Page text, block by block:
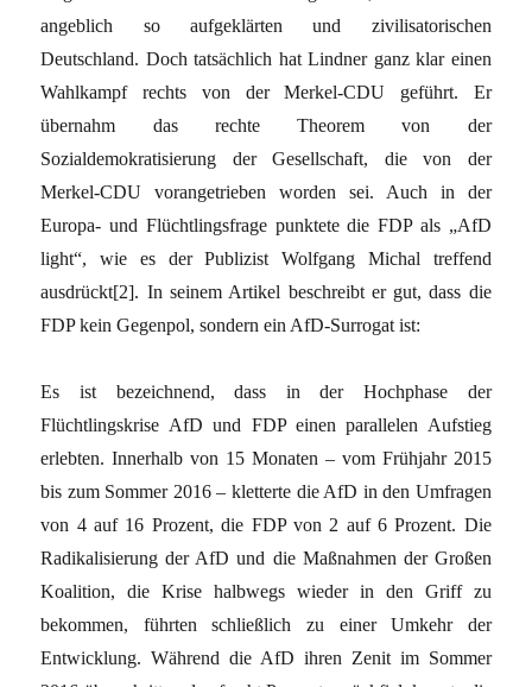
angeblich so aufgeklärten und zivilisatorischen
Deutschland. Doch tatsächlich hat Lindner ganz klar einen
Wahlkampf rechts von der Merkel-CDU geführt. Er
übernahm das rechte Theorem von der
Sozialdemokratisierung der Gesellschaft, die von der
Merkel-CDU vorangetrieben worden sei. Auch in der
Europa- und Flüchtlingsfrage punktete die FDP als „AfD
light“, wie es der Publizist Wolfgang Michal treffend
ausdrückt[2]. In seinem Artikel beschreibt er gut, dass die
FDP kein Gegenpol, sondern ein AfD-Surrogat ist:
Es ist bezeichnend, dass in der Hochphase der
Flüchtlingskrise AfD und FDP einen parallelen Aufstieg
erlebten. Innerhalb von 15 Monaten – vom Frühjahr 2015
bis zum Sommer 2016 – kletterte die AfD in den Umfragen
von 4 auf 16 Prozent, die FDP von 2 auf 6 Prozent. Die
Radikalisierung der AfD und die Maßnahmen der Großen
Koalition, die Krise halbwegs wieder in den Griff zu
bekommen, führten schließlich zu einer Umkehr der
Entwicklung. Während die AfD ihren Zenit im Sommer